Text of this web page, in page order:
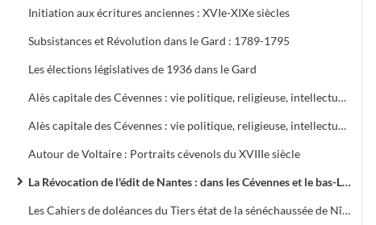
Initiation aux écritures anciennes : XVIe-XIXe siècles
Subsistances et Révolution dans le Gard : 1789-1795
Les élections législatives de 1936 dans le Gard
Alès capitale des Cévennes : vie politique, religieuse, intellectuelle, économique et sociale
Alès capitale des Cévennes : vie politique, religieuse, intellectuelle, économique et sociale
Autour de Voltaire : Portraits cévenols du XVIIIe siècle
La Révocation de l'édit de Nantes : dans les Cévennes et le bas-Languedoc, 1685-1985
Les Cahiers de doléances du Tiers état de la sénéchaussée de Nîmes pour les États généraux de 1789